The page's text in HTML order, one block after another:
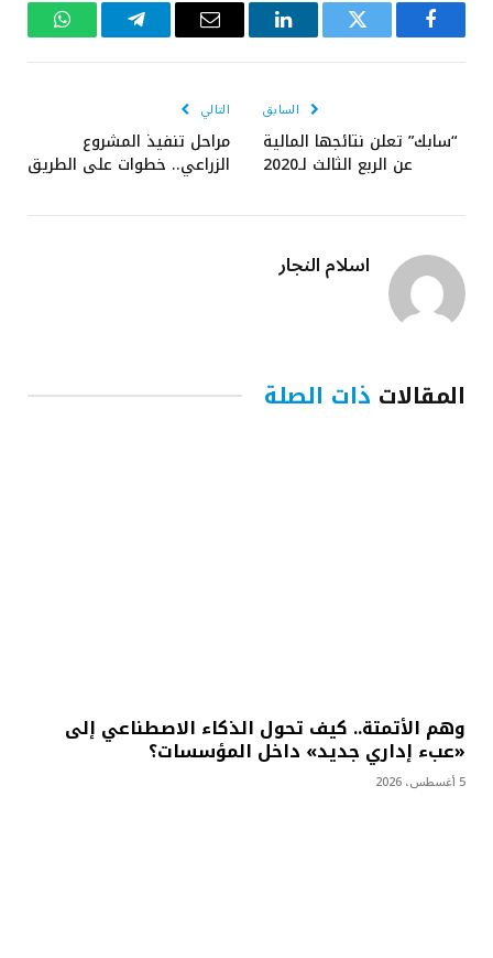
فيسبوك تويتر لينكدإن
البريد
تيلقرام واتساب
السابق
“سابك” تعلن نتائجها المالية
عن الربع الثالث لـ2020
التالي
مراحل تنفيذ المشروع
الزراعي.. خطوات على الطريق
اسلام النجار
المقالات ذات الصلة
وهم الأتمتة.. كيف تحول الذكاء الاصطناعي إلى
«عبء إداري جديد» داخل المؤسسات؟
5 أغسطس، 2026